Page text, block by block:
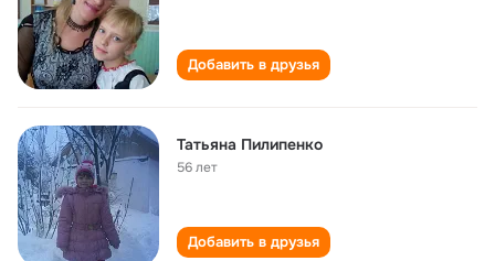
Добавить в друзья
Татьяна Пилипенко
56 лет
Добавить в друзья